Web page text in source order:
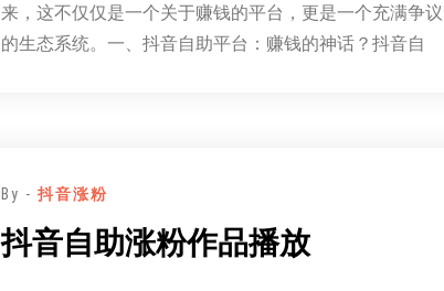
来，这不仅仅是一个关于赚钱的平台，更是一个充满争议
的生态系统。一、抖音自助平台：赚钱的神话？抖音自
By -抖音涨粉
抖音自助涨粉作品播放